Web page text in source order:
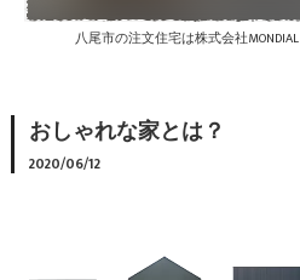
八尾市の注文住宅は株式会社MONDIAL
おしゃれな家とは？
2020/06/12